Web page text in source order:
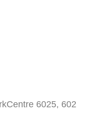
6025, 602